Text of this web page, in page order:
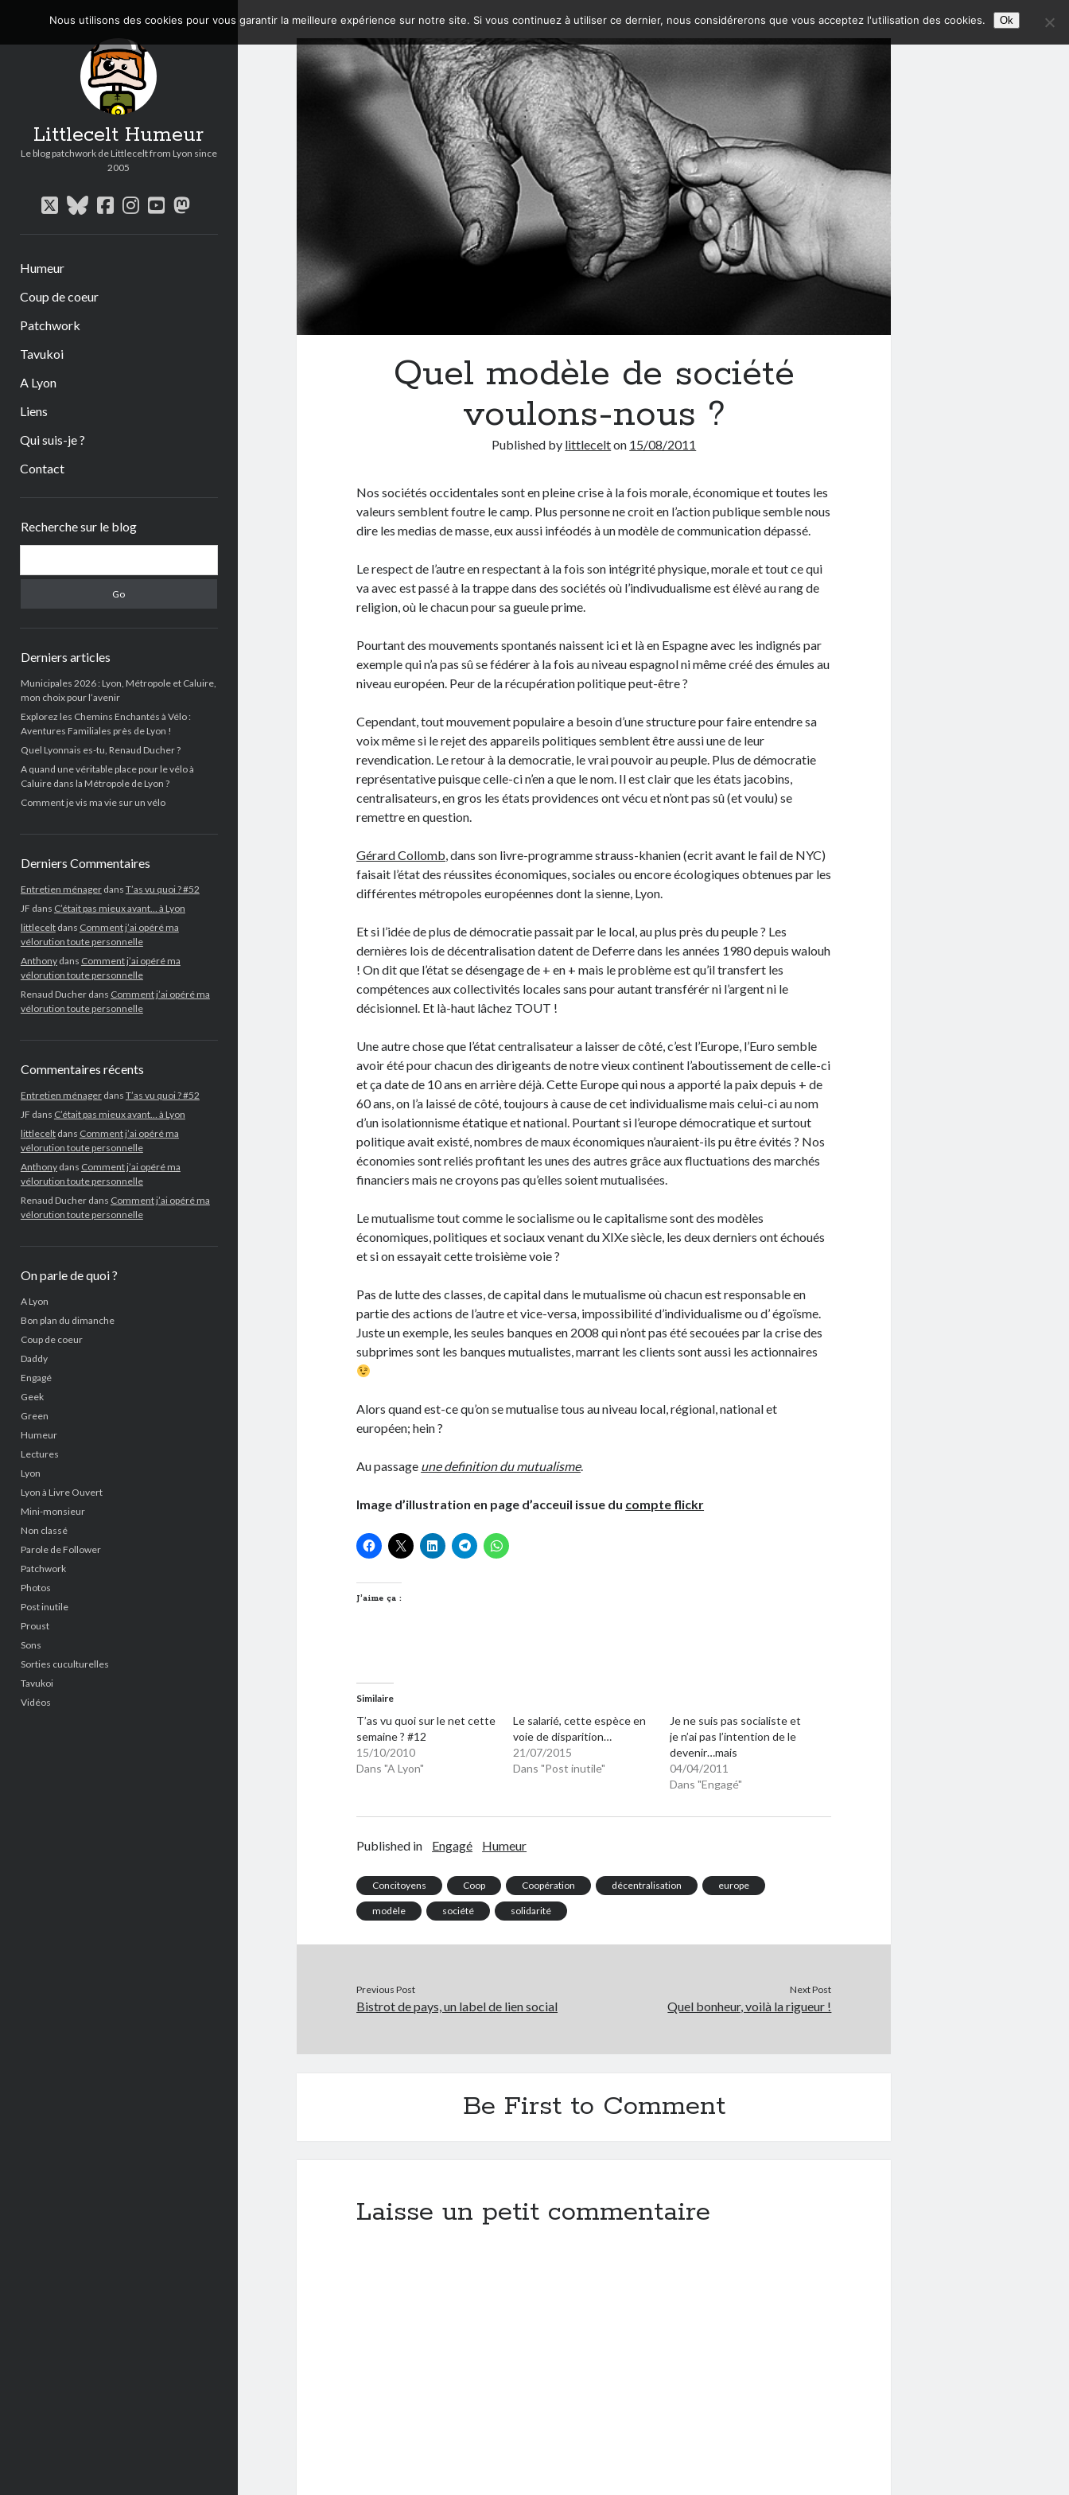
Littlecelt Humeur
Le blog patchwork de Littlecelt from Lyon since
2005
twitterbluesky
facebook
instagram
youtube
mastodon
Humeur
Coup de coeur
Patchwork
Tavukoi
A Lyon
Liens
Qui suis-je ?
Contact
Recherche sur le blog
Derniers articles
Municipales 2026 : Lyon, Métropole et Caluire,
mon choix pour l’avenir
Explorez les Chemins Enchantés à Vélo :
Aventures Familiales près de Lyon !
Quel Lyonnais es-tu, Renaud Ducher ?
A quand une véritable place pour le vélo à
Caluire dans la Métropole de Lyon ?
Comment je vis ma vie sur un vélo
Derniers Commentaires
Entretien ménagerdans T’as vu quoi ? #52
JF dans C’était pas mieux avant… à Lyon
littleceltdans Comment j’ai opéré ma
vélorution toute personnelle
Anthonydans Comment j’ai opéré ma
vélorution toute personnelle
Renaud Ducherdans Comment j’ai opéré ma
vélorution toute personnelle
Commentaires récents
Entretien ménagerdans T’as vu quoi ? #52
JF dans C’était pas mieux avant… à Lyon
littleceltdans Comment j’ai opéré ma
vélorution toute personnelle
Anthonydans Comment j’ai opéré ma
vélorution toute personnelle
Renaud Ducherdans Comment j’ai opéré ma
vélorution toute personnelle
On parle de quoi ?
A Lyon
Bon plan du dimanche
Coup de coeur
Daddy
Engagé
Geek
Green
Humeur
Lectures
Lyon
Lyon à Livre Ouvert
Mini-monsieur
Non classé
Parole de Follower
Patchwork
Photos
Post inutile
Proust
Sons
Sorties cuculturelles
Tavukoi
Vidéos
Quel modèle de société
voulons-nous ?
Published by littlecelton 15/08/2011
Nos sociétés occidentales sont en pleine crise à la fois morale, économique et toutes les
valeurs semblent foutre le camp. Plus personne ne croit en l’action publique semble nous
dire les medias de masse, eux aussi inféodés à un modèle de communication dépassé.
Le respect de l’autre en respectant à la fois son intégrité physique, morale et tout ce qui
va avec est passé à la trappe dans des sociétés où l’indivudualisme est élèvé au rang de
religion, où le chacun pour sa gueule prime.
Pourtant des mouvements spontanés naissent ici et là en Espagne avec les indignés par
exemple qui n’a pas sû se fédérer à la fois au niveau espagnol ni même créé des émules au
niveau européen. Peur de la récupération politique peut-être ?
Cependant, tout mouvement populaire a besoin d’une structure pour faire entendre sa
voix même si le rejet des appareils politiques semblent être aussi une de leur
revendication. Le retour à la democratie, le vrai pouvoir au peuple. Plus de démocratie
représentative puisque celle-ci n’en a que le nom. Il est clair que les états jacobins,
centralisateurs, en gros les états providences ont vécu et n’ont pas sû (et voulu) se
remettre en question.
Gérard Collomb, dans son livre-programme strauss-khanien (ecrit avant le fail de NYC)
faisait l’état des réussites économiques, sociales ou encore écologiques obtenues par les
différentes métropoles européennes dont la sienne, Lyon.
Et si l’idée de plus de démocratie passait par le local, au plus près du peuple ? Les
dernières lois de décentralisation datent de Deferre dans les années 1980 depuis walouh
! On dit que l’état se désengage de + en + mais le problème est qu’il transfert les
compétences aux collectivités locales sans pour autant transférér ni l’argent ni le
décisionnel. Et là-haut lâchez TOUT !
Une autre chose que l’état centralisateur a laisser de côté, c’est l’Europe, l’Euro semble
avoir été pour chacun des dirigeants de notre vieux continent l’aboutissement de celle-ci
et ça date de 10 ans en arrière déjà. Cette Europe qui nous a apporté la paix depuis + de
60 ans, on l’a laissé de côté, toujours à cause de cet individualisme mais celui-ci au nom
d’un isolationnisme étatique et national. Pourtant si l’europe démocratique et surtout
politique avait existé, nombres de maux économiques n’auraient-ils pu être évités ? Nos
économies sont reliés profitant les unes des autres grâce aux fluctuations des marchés
financiers mais ne croyons pas qu’elles soient mutualisées.
Le mutualisme tout comme le socialisme ou le capitalisme sont des modèles
économiques, politiques et sociaux venant du XIXe siècle, les deux derniers ont échoués
et si on essayait cette troisième voie ?
Pas de lutte des classes, de capital dans le mutualisme où chacun est responsable en
partie des actions de l’autre et vice-versa, impossibilité d’individualisme ou d’ égoïsme.
Juste un exemple, les seules banques en 2008 qui n’ont pas été secouées par la crise des
subprimes sont les banques mutualistes, marrant les clients sont aussi les actionnaires
Alors quand est-ce qu’on se mutualise tous au niveau local, régional, national et
européen; hein ?
Au passage une definition du mutualisme.
Image d’illustration en page d’acceuil issue du compte flickr
J’aime ça :
Similaire
T’as vu quoi sur le net cette
semaine ? #12
15/10/2010
Dans "A Lyon"
Le salarié, cette espèce en
voie de disparition…
21/07/2015
Dans "Post inutile"
Je ne suis pas socialiste et
je n’ai pas l’intention de le
devenir…mais
04/04/2011
Dans "Engagé"
Published in Engagé Humeur
Concitoyens Coop Coopération décentralisation europe
modèle société solidarité
Previous Post
Bistrot de pays, un label de lien social
Next Post
Quel bonheur, voilà la rigueur !
Be First to Comment
Laisse un petit commentaire
Nous utilisons des cookies pour vous garantir la meilleure expérience sur notre site. Si vous continuez à utiliser ce dernier, nous considérerons que vous acceptez l'utilisation des cookies. Ok